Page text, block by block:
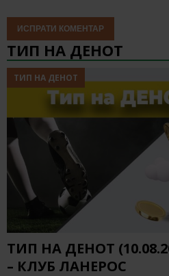
ТИП НА ДЕНОТ
ТИП НА ДЕНОТ
ТИП НА ДЕНОТ
– КЛУБ ЛАНЕРОС